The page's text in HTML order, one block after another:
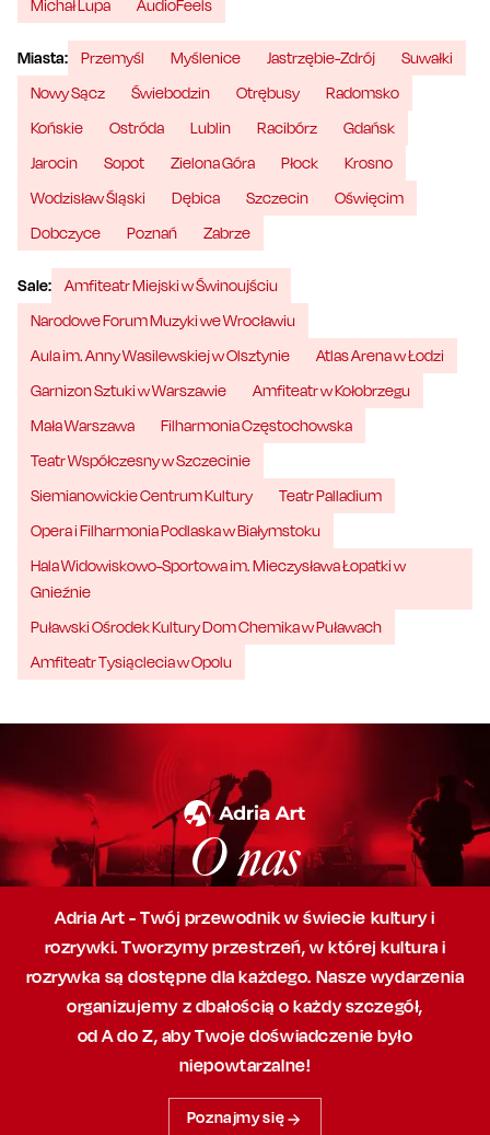
Michał Lupa AudioFeels
Miasta: Przemyśl Myślenice Jastrzębie-Zdrój
Suwałki
Nowy Sącz
Świebodzin Otrębusy
Radomsko
Końskie
Ostróda Lublin Racibórz
Gdańsk
Jarocin
Sopot Zielona Góra Płock
Krosno
Wodzisław Śląski
Dębica Szczecin
Oświęcim
Dobczyce
Poznań Zabrze
Sale:
Amfiteatr Miejski w Świnoujściu
Narodowe Forum Muzyki we Wrocławiu
Aula im. Anny Wasilewskiej w Olsztynie
Atlas Arena w Łodzi
Garnizon Sztuki w Warszawie
Amfiteatr w Kołobrzegu
Mała Warszawa
Filharmonia Częstochowska
Teatr Współczesny w Szczecinie
Siemianowickie Centrum Kultury
Teatr Palladium
Opera i Filharmonia Podlaska w Białymstoku
Hala Widowiskowo-Sportowa im. Mieczysława Łopatki w
Gnieźnie
Puławski Ośrodek Kultury Dom Chemika w Puławach
Amfiteatr Tysiąclecia w Opolu
O nas
Adria Art - Twój przewodnik w świecie kultury i
rozrywki. Tworzymy przestrzeń,w której kultura i
rozrywka są dostępne dla każdego. Nasze wydarzenia
organizujemy z dbałością o każdy szczegół,
od A do Z, abyTwoje doświadczenie było
niepowtarzalne!
Poznajmy się